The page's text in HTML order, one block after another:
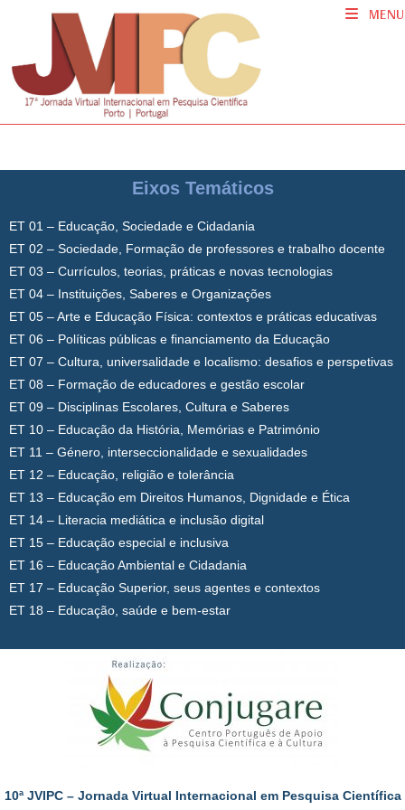
MENU
Eixos Temáticos
ET 01 – Educação, Sociedade e Cidadania
ET 02 – Sociedade, Formação de professores e trabalho docente
ET 03 – Currículos, teorias, práticas e novas tecnologias
ET 04 – Instituições, Saberes e Organizações
ET 05 – Arte e Educação Física: contextos e práticas educativas
ET 06 – Políticas públicas e financiamento da Educação
ET 07 – Cultura, universalidade e localismo: desafios e perspetivas
ET 08 – Formação de educadores e gestão escolar
ET 09 – Disciplinas Escolares, Cultura e Saberes
ET 10 – Educação da História, Memórias e Património
ET 11 – Género, interseccionalidade e sexualidades
ET 12 – Educação, religião e tolerância
ET 13 – Educação em Direitos Humanos, Dignidade e Ética
ET 14 – Literacia mediática e inclusão digital
ET 15 – Educação especial e inclusiva
ET 16 – Educação Ambiental e Cidadania
ET 17 – Educação Superior, seus agentes e contextos
ET 18 – Educação, saúde e bem-estar
10ª JVIPC – Jornada Virtual Internacional em Pesquisa Científica